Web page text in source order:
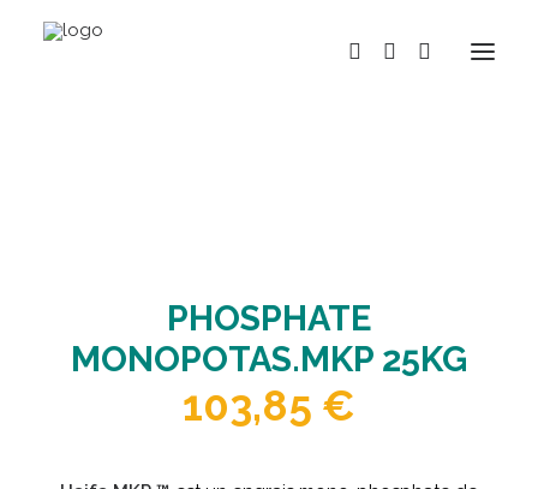
RÉPARATION
CONTACT
PHOSPHATE
MONOPOTAS.MKP 25KG
103,85 €